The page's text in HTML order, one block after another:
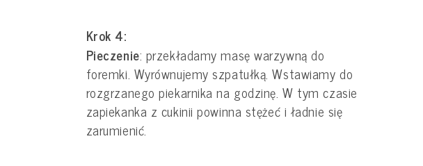
Krok 4:
Pieczenie: przekładamy masę warzywną do
foremki. Wyrównujemy szpatułką. Wstawiamy do
rozgrzanego piekarnika na godzinę. W tym czasie
zapiekanka z cukinii powinna stężeć i ładnie się
zarumienić.